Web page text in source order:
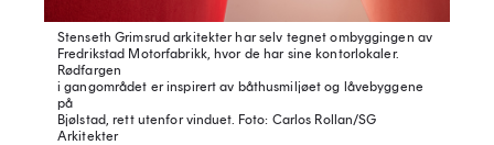
Stenseth Grimsrud arkitekter har selv tegnet ombyggingen av
Fredrikstad Motorfabrikk, hvor de har sine kontorlokaler.
Rødfargen
i gangområdet er inspirert av båthusmiljøet og låvebyggene
på
Bjølstad, rett utenfor vinduet. Foto: Carlos Rollan/SG
Arkitekter